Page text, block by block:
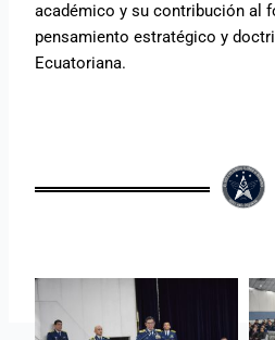
académico y su contribución al
pensamiento estratégico y
Ecuatoriana.